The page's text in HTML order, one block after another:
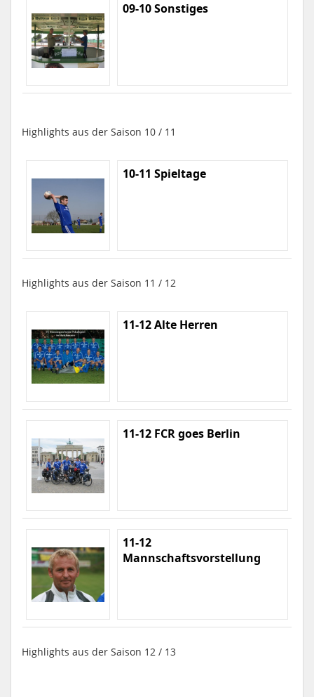
09-10 Sonstiges
Highlights aus der Saison 10 / 11
10-11 Spieltage
Highlights aus der Saison 11 / 12
11-12 Alte Herren
11-12 FCR goes Berlin
11-12
Mannschaftsvorstellung
Highlights aus der Saison 12 / 13